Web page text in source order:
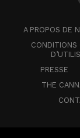
A PROPOS DE
CONDITIONS
PRESSE
THE